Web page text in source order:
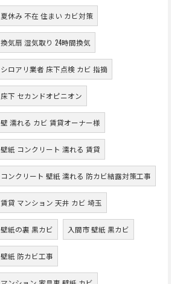
夏休み 不在 住まい カビ対策
換気扇 湿気取り 24時間換気
シロアリ業者 床下点検 カビ 指摘
床下 セカンドオピニオン
壁 濡れる カビ 賃貸オーナー様
壁紙 コンクリート 濡れる 賃貸
コンクリート 壁紙 濡れる 防カビ結露対策工事
賃貸 マンション 天井 カビ 埼玉
壁紙の裏 黒カビ 入間市 壁紙 黒カビ
壁紙 防カビ工事